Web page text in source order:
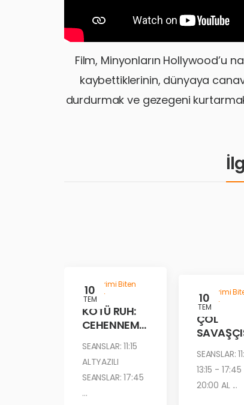
Film, Minyonların Hollywood’u
kaybettiklerinin, dünyaya
durdurmak ve gezegeni
10
TEM
Gösterimi Biten
Filmler
KÖTÜ RUH:
CEHENNEM
SEANSLAR: 11:15
ALTYAZILI
SEANSLAR: 17:45
...
10
TEM
Gösterimi
Filmler
ÇÖL
SEANSLAR:
13:15 -
20:00 AL ...